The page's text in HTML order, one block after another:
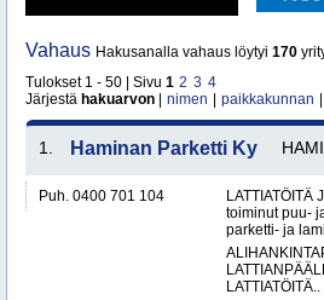
Vahaus Hakusanalla vahaus löytyi 170
Tulokset 1 - 50 | Sivu 1 2 3 4
Järjestä hakuarvon nimen paikkakunnan
1. Haminan Parketti Ky
Puh. 0400 701 104
LATTIATÖITÄ
toiminut puu-
parketti- ja
LATTIATÖITÄ..